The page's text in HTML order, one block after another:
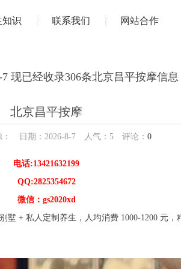
知识 联系我们 网站合作
现已经收录306条北京昌平按摩信息
北京昌平按摩
日期：2026-8-7 人气： 5评论： 0
电话:13421632199
QQ:2825354672
微信：gs2020xd
+ 私人定制养生，人均消费 1000-1200 元